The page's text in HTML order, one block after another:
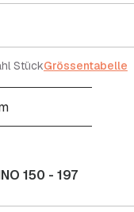
StückGrössentabelle
150 - 197